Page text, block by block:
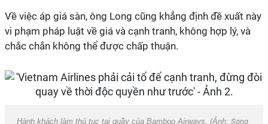
Về việc áp giá sàn, ông Long cũng khẳng định đề xuất này
vi phạm pháp luật về giá và cạnh tranh, không hợp lý, và
chắc chắn không thể được chấp thuận.
Hành khách làm thủ tục tại quầy của Bamboo Airways. (Ảnh: Song